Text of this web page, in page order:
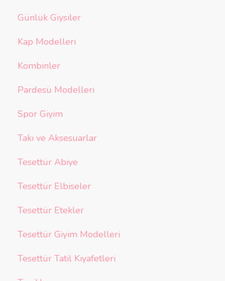
Günlük Giysiler
Kap Modelleri
Kombinler
Pardesü Modelleri
Spor Giyim
Takı ve Aksesuarlar
Tesettür Abiye
Tesettür Elbiseler
Tesettür Etekler
Tesettür Giyim Modelleri
Tesettür Tatil Kıyafetleri